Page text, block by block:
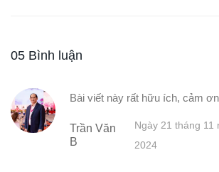
05 Bình luận
Bài viết này rất hữu ích, cảm
Trần Văn
B
Ngày 21 tháng 11
2024